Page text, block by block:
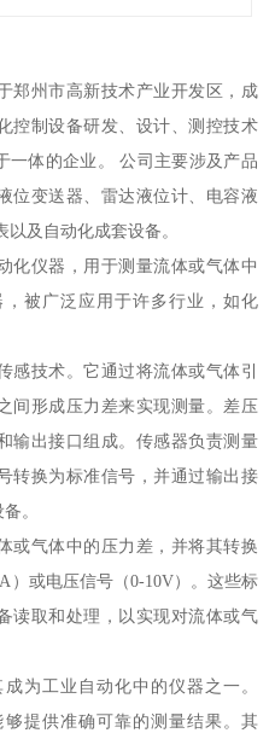
郑州市高新技术产业开发区，成
控制设备研发、设计、测控技术
一体的企业。 公司主要涉及产品
位变送器、雷达液位计、电容液
及自动化成套设备。
化仪器，用于测量流体或气体中
被广泛应用于许多行业，如化
感技术。它通过将流体或气体引
间形成压力差来实现测量。差压
输出接口组成。传感器负责测量
转换为标准信号，并通过输出接
。
或气体中的压力差，并将其转换
）或电压信号（0-10V）。这些标
读取和处理，以实现对流体或气
为工业自动化中的仪器之一。
提供准确可靠的测量结果。其